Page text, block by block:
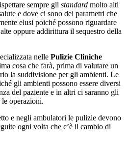
sempre gli standard molto alti
e dove ci sono dei parametri che
elusi poiché possono riguardare
oppure addirittura il sequestro della
nelle Pulizie Cliniche
cosa che farà, prima di valutare un
la suddivisione per gli ambienti. Le
gli ambienti possono essere diversi
del paziente e in altri ci saranno gli
operazioni.
e negli ambulatori le pulizie devono
ogni volta che c’è il cambio di